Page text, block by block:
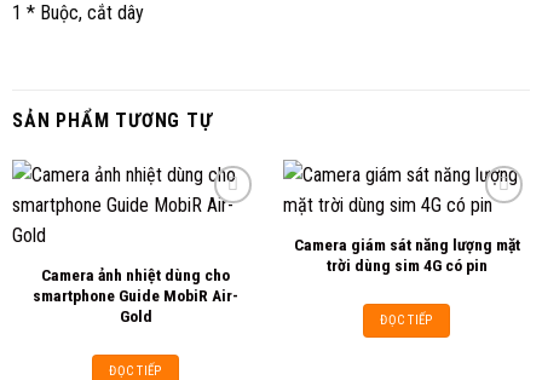
1 * Buộc, cắt dây
SẢN PHẨM TƯƠNG TỰ
wishlist
Camera ảnh nhiệt dùng cho
smartphone Guide MobiR Air-
Gold
ĐỌC TIẾP
Add to
Camera giám sát năng lượng mặt
trời dùng sim 4G có pin
ĐỌC TIẾP